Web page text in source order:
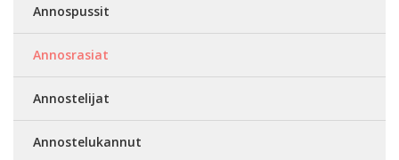
Annospussit
Annosrasiat
Annostelijat
Annostelukannut